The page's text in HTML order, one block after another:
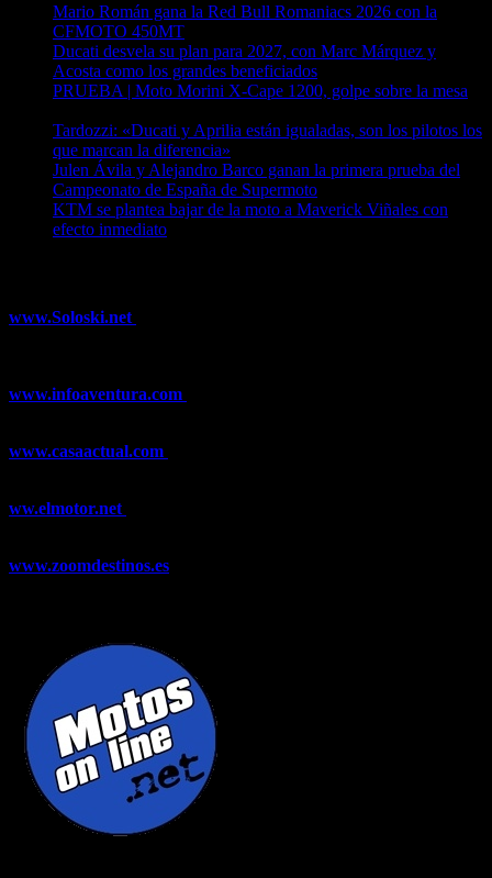
Mario Román gana la Red Bull Romaniacs 2026 con la
CFMOTO 450MT
Ducati desvela su plan para 2027, con Marc Márquez y
Acosta como los grandes beneficiados
PRUEBA | Moto Morini X-Cape 1200, golpe sobre la mesa
Tardozzi: «Ducati y Aprilia están igualadas, son los pilotos los
que marcan la diferencia»
Julen Ávila y Alejandro Barco ganan la primera prueba del
Campeonato de España de Supermoto
KTM se plantea bajar de la moto a Maverick Viñales con
efecto inmediato
www.Soloski.net
www.infoaventura.com
www.casaactual.com
ww.elmotor.net
www.zoomdestinos.es